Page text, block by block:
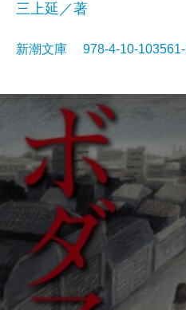
三上延／著
新潮文庫 978-4-10-